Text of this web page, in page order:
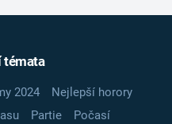
témata
2024
Nejlepší horory
Partie
Počasí